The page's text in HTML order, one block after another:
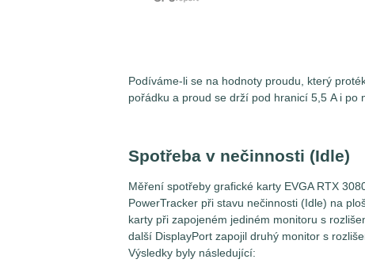
Podíváme-li se na hodnoty proudu, který
pořádku a proud se drží pod hranicí 5,5 A i po
Spotřeba v nečinnosti (Idle)
Měření spotřeby grafické karty EVGA RTX
PowerTracker při stavu nečinnosti (Idle) na
karty při zapojeném jediném monitoru s
další DisplayPort zapojil druhý monitor s
Výsledky byly následující: